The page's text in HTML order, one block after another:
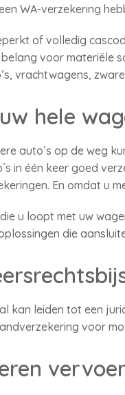
WA-verzekering
of volledig
voor materiële
vrachtwagens,
hele
auto’s op de weg
in één keer goed
En omdat u
die u loopt met uw
die
kan leiden tot een
voor